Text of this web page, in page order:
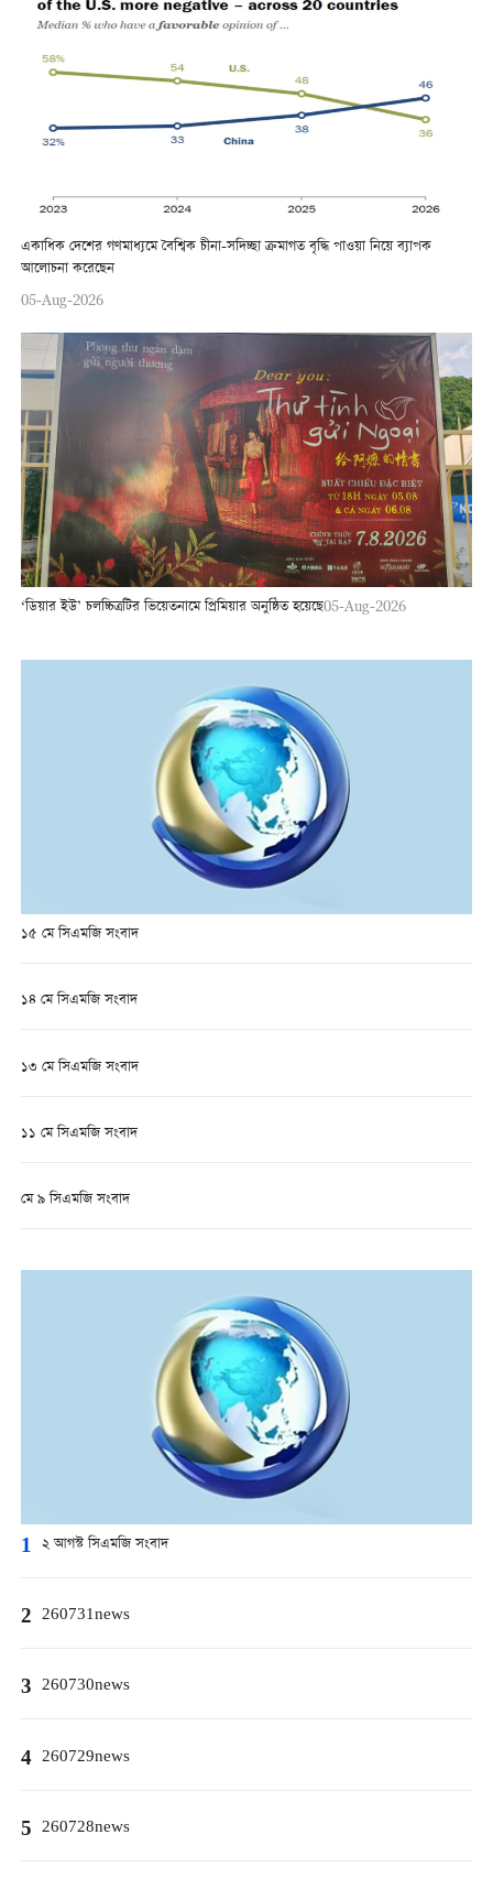
একাধিক দেশের গণমাধ্যমে বৈশ্বিক চীনা-সদিচ্ছা ক্রমাগত বৃদ্ধি পাওয়া নিয়ে ব্যাপক
আলোচনা করেছেন
05-Aug-2026
‘ডিয়ার ইউ’ চলচ্চিত্রটির ভিয়েতনামে প্রিমিয়ার অনুষ্ঠিত হয়েছে05-Aug-2026
১৫ মে সিএমজি সংবাদ
১৪ মে সিএমজি সংবাদ
১৩ মে সিএমজি সংবাদ
১১ মে সিএমজি সংবাদ
মে ৯ সিএমজি সংবাদ
1 ২ আগস্ট সিএমজি সংবাদ
2 260731news
3 260730news
4 260729news
5 260728news